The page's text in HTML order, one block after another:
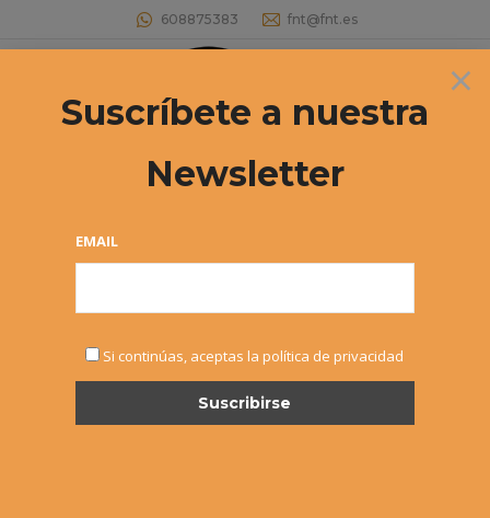
608875383 fnt@fnt.es
Buscar:
Archivos de etiqueta: Miguel Abete
CTO Navarro Cadete – Miguel
Abete y Sandra Martínez
×
Suscríbete a nuestra
Newsletter
EMAIL
Si continúas, aceptas la política de privacidad